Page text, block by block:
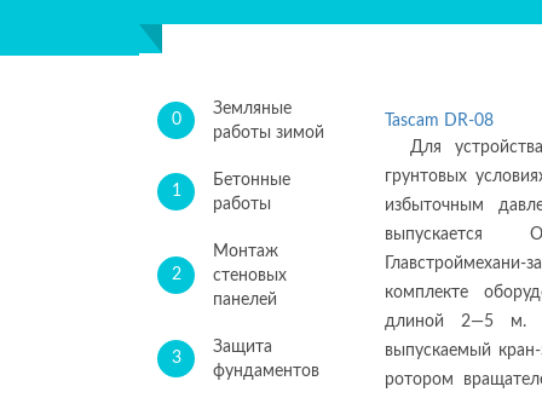
0
Земляные
работы зимой
1
Бетонные
работы
2
Монтаж
стеновых
панелей
3
Защита
фундаментов
Tascam DR-08
Для
грунтовых
избыточным
выпускается
комплекте
длиной 2—5 м.
выпускаемый
ротором